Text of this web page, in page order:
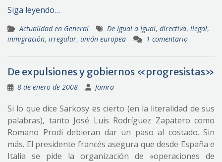
Siga leyendo…
Actualidad en General De Igual a Igual, directiva, ilegal,
inmigración, irregular, unión europea 1 comentario
De expulsiones y gobiernos «progresistas»
8 de enero de 2008 Jomra
Si lo que dice Sarkosy es cierto (en la literalidad de sus
palabras), tanto José Luis Rodríguez Zapatero como
Romano Prodi debieran dar un paso al costado. Sin
más. El presidente francés asegura que desde España e
Italia se pide la organización de «operaciones de